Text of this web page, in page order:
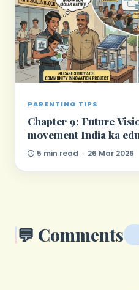
PARENTING TIPS
Chapter 9: Future
movement India ka
5 min read · 26 Mar 2026
💬 Comments